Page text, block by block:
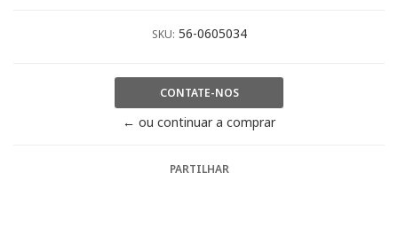
SKU: 56-0605034
CONTATE-NOS
← ou continuar a comprar
PARTILHAR